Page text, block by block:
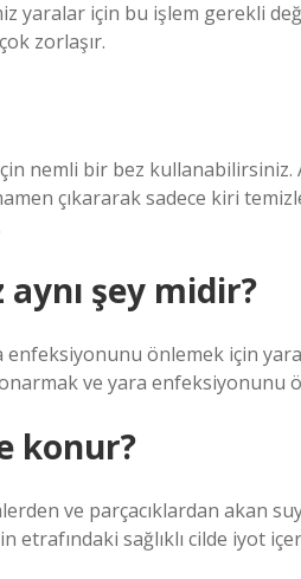
yaralar için bu işlem gerekli
zorlaşır.
nemli bir bez kullanabilirsiniz.
çıkararak sadece kiri
aynı şey midir?
önlemek için
ve yara enfeksiyonunu
konur?
ve parçacıklardan akan
etrafındaki sağlıklı cilde iyot